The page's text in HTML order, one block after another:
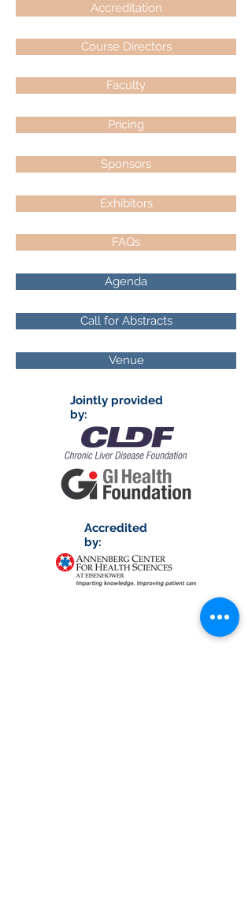
Accreditation
Course Directors
Faculty
Pricing
Sponsors
Exhibitors
FAQs
Agenda
Call for Abstracts
Venue
Jointly provided
by:
Accredited
by: